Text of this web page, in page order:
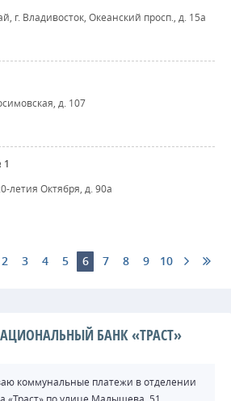
г. Владивосток, Океанский просп., д. 15а
д. 107
летия Октября, д. 90а
2 3 4 5 6 7 8 9 10
БАНК «ТРАСТ»
коммунальные платежи в отделении
«Траст» по улице Малышева, 51.